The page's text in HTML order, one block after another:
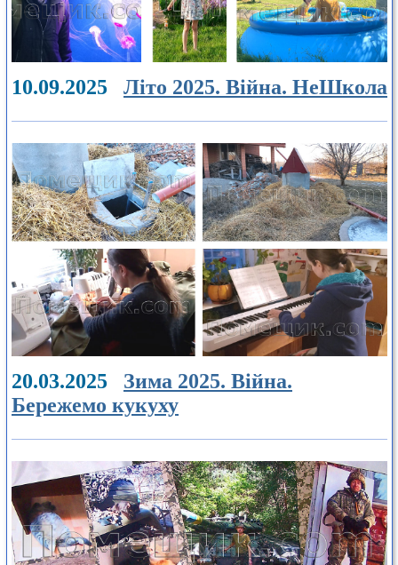
10.09.2025 Літо 2025. Війна. НеШкола
20.03.2025 Зима 2025. Війна.
Бережемо кукуху